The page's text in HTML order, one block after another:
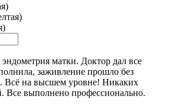
матки. Доктор дал все
заживление прошло без
Всё на высшем уровне! Никаких
Все выполнено профессионально.